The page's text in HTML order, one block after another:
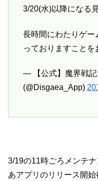
3/20(水)以降になる
長時間にわたりゲー
っておりますことを
— 【公式】魔界戦
(@Disgaea_App)
3/19の11時ごろメンテ
あアプリのリリース開